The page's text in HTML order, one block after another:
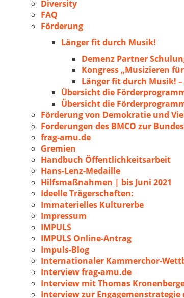
Diversity
FAQ
Förderung
Länger fit durch Musik!
Demenz Partner
Kongress „Musizieren
Länger fit durch Musik!
Übersicht die
Übersicht die
Förderung von Demokratie und
Forderungen des BMCO zur
frag-amu.de
Gremien
Handbuch Öffentlichkeitsarbeit
Hans-Lenz-Medaille
Hilfsmaßnahmen | bis Juni 2021
Ideelle Trägerschaften:
Immaterielles Kulturerbe
Impressum
IMPULS
IMPULS Online-Antrag
Impuls-Blog
Internationaler Kammerchor-
Interview frag-amu.de
Interview mit Thomas
Interview zur Engagemenstrategie